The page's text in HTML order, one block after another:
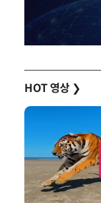
HOT 영상 ❯